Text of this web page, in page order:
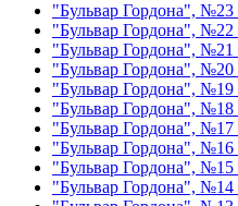
"Бульвар Гордона",
"Бульвар Гордона", №22
"Бульвар Гордона", №21
"Бульвар Гордона", №20
"Бульвар Гордона", №19
"Бульвар Гордона", №18
"Бульвар Гордона", №17
"Бульвар Гордона", №16
"Бульвар Гордона", №15
"Бульвар Гордона", №14